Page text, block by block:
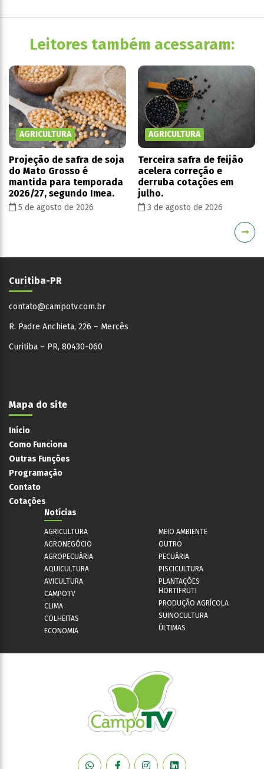
Leitores também acessaram:
AGRICULTURA
Projeção de safra de soja
do Mato Grosso é
mantida para temporada
2026/27, segundo Imea.
5 de agosto de 2026
AGRICULTURA
Terceira safra de feijão
acelera correção e
derruba cotações em
julho.
3 de agosto de 2026
Curitiba-PR
contato@campotv.com.br
R. Padre Anchieta, 226 – Mercês
Curitiba – PR, 80430-060
Mapa do site
Início
Como Funciona
Outras Funções
Programação
Contato
Cotações
Notícias
AGRICULTURA
AGRONEGÓCIO
AGROPECUÁRIA
AQUICULTURA
AVICULTURA
CAMPOTV
CLIMA
COLHEITAS
ECONOMIA
MEIO AMBIENTE
OUTRO
PECUÁRIA
PISCICULTURA
PLANTAÇÕES
HORTIFRUTI
PRODUÇÃO AGRÍCOLA
SUINOCULTURA
ÚLTIMAS